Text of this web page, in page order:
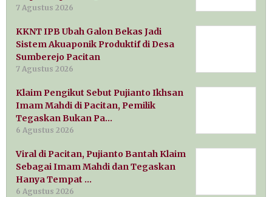
7 Agustus 2026
KKNT IPB Ubah Galon Bekas Jadi
Sistem Akuaponik Produktif di Desa
Sumberejo Pacitan
7 Agustus 2026
Klaim Pengikut Sebut Pujianto Ikhsan
Imam Mahdi di Pacitan, Pemilik
Tegaskan Bukan Pa…
6 Agustus 2026
Viral di Pacitan, Pujianto Bantah Klaim
Sebagai Imam Mahdi dan Tegaskan
Hanya Tempat …
6 Agustus 2026